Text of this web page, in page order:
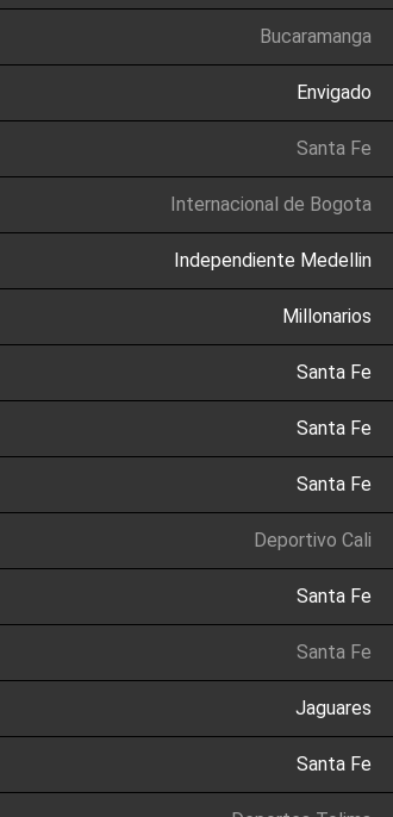
Bucaramanga
Envigado
Santa Fe
Internacional de Bogota
Independiente Medellin
Millonarios
Santa Fe
Santa Fe
Santa Fe
Deportivo Cali
Santa Fe
Santa Fe
Jaguares
Santa Fe